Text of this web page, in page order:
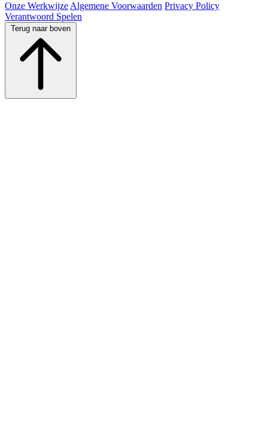
Onze Werkwijze Algemene Voorwaarden Privacy Policy
Verantwoord Spelen
Terug naar boven